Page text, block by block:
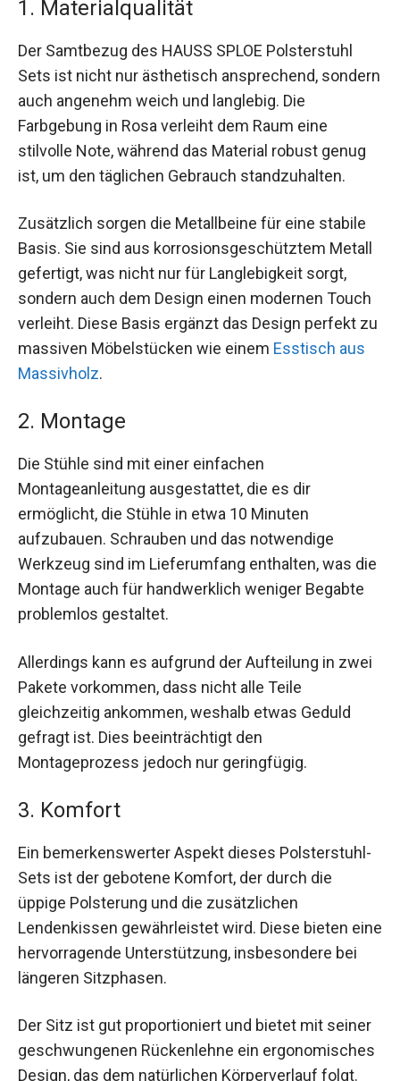
1. Materialqualität
Der Samtbezug des HAUSS SPLOE Polsterstuhl
Sets ist nicht nur ästhetisch ansprechend, sondern
auch angenehm weich und langlebig. Die
Farbgebung in Rosa verleiht dem Raum eine
stilvolle Note, während das Material robust genug
ist, um den täglichen Gebrauch standzuhalten.
Zusätzlich sorgen die Metallbeine für eine stabile
Basis. Sie sind aus korrosionsgeschütztem Metall
gefertigt, was nicht nur für Langlebigkeit sorgt,
sondern auch dem Design einen modernen Touch
verleiht. Diese Basis ergänzt das Design perfekt zu
massiven Möbelstücken wie einem Esstisch aus
Massivholz.
2. Montage
Die Stühle sind mit einer einfachen
Montageanleitung ausgestattet, die es dir
ermöglicht, die Stühle in etwa 10 Minuten
aufzubauen. Schrauben und das notwendige
Werkzeug sind im Lieferumfang enthalten, was die
Montage auch für handwerklich weniger Begabte
problemlos gestaltet.
Allerdings kann es aufgrund der Aufteilung in zwei
Pakete vorkommen, dass nicht alle Teile
gleichzeitig ankommen, weshalb etwas Geduld
gefragt ist. Dies beeinträchtigt den
Montageprozess jedoch nur geringfügig.
3. Komfort
Ein bemerkenswerter Aspekt dieses Polsterstuhl-
Sets ist der gebotene Komfort, der durch die
üppige Polsterung und die zusätzlichen
Lendenkissen gewährleistet wird. Diese bieten eine
hervorragende Unterstützung, insbesondere bei
längeren Sitzphasen.
Der Sitz ist gut proportioniert und bietet mit seiner
geschwungenen Rückenlehne ein ergonomisches
Design, das dem natürlichen Körperverlauf folgt.